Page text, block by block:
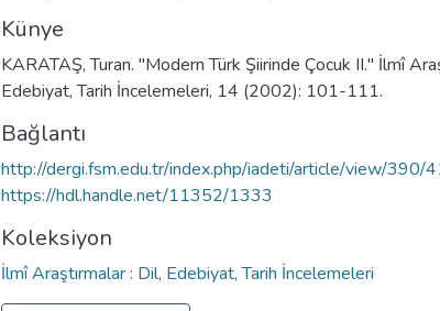
Künye
KARATAŞ, Turan. "Modern Türk Şiirinde Çocuk II." İlmî
Edebiyat, Tarih İncelemeleri, 14 (2002): 101-111.
Bağlantı
http://dergi.fsm.edu.tr/index.php/iadeti/article/view/390/
https://hdl.handle.net/11352/1333
Koleksiyon
İlmî Araştırmalar : Dil, Edebiyat, Tarih İncelemeleri